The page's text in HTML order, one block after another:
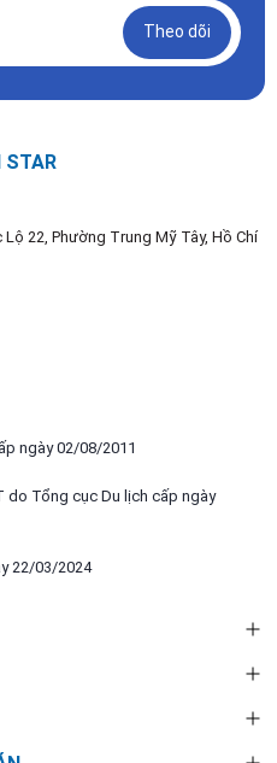
Theo dõi
STAR
22, Phường Trung Mỹ Tây, Hồ Chí
ngày 02/08/2011
do Tổng cục Du lịch cấp ngày
22/03/2024